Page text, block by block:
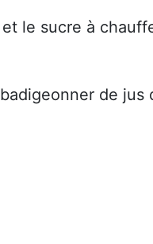
le sucre à
de jus